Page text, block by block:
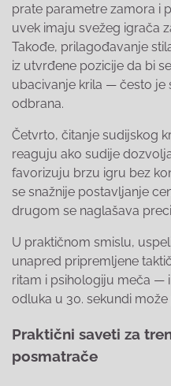
prate parametre zamora i
uvek imaju svežeg igrača
Takođe, prilagođavanje
iz utvrđene pozicije da bi
ubacivanje krila — često je
odbrana.
Četvrto, čitanje sudijskog
reaguju ako sudije
favorizuju brzu igru bez
se snažnije postavljanje
drugom se naglašava
U praktičnom smislu,
unapred pripremljene
ritam i psihologiju meča —
odluka u 30. sekundi
Praktični saveti za
posmatrače